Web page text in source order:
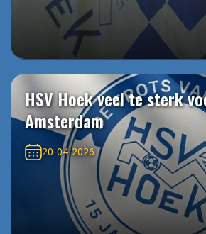
HSV Hoek veel te sterk
Amsterdam
20-04-2026